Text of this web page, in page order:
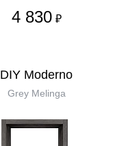
4 830 ₽
DIY Moderno
Grey Melinga